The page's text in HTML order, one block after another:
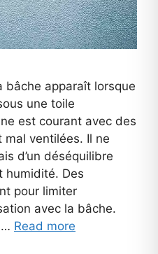
bâche apparaît lorsque
une toile
est courant avec des
ventilées. Il ne
d’un déséquilibre
humidité. Des
pour limiter
avec la bâche.
… Read more